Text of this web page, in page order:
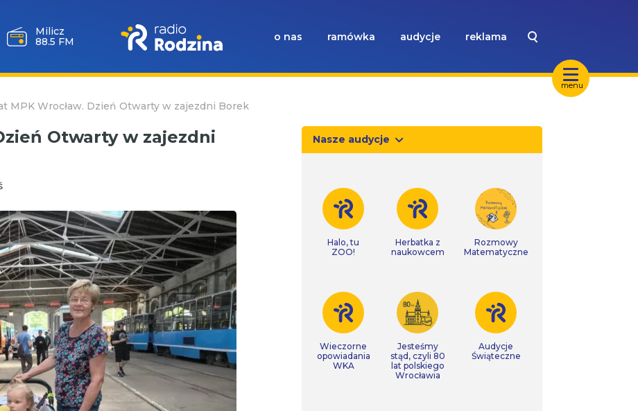
menu
Milicz
88.5 FM
o nas ramówka audycje reklama
MPK Wrocław. Dzień Otwarty w zajezdni Borek
Otwarty w zajezdni
Nasze audycje
Halo, tu
ZOO!
Herbatka z
naukowcem
Rozmowy
Matematyczne
Wieczorne
opowiadania
WKA
Jesteśmy
stąd, czyli 80
lat polskiego
Wrocławia
Audycje
Świąteczne